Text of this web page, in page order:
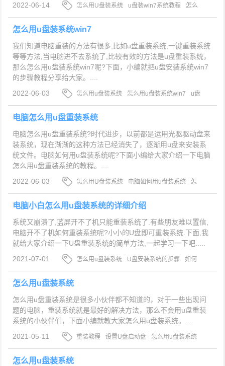
2022-06-14 怎么用U盘装系统 u盘装win7系统教程
怎么
用U盘装win7系统
怎么用u盘装系统win7
我们知道电脑重装的方法有很多,比如u盘重装系统,一键重装系统
等等方法,当电脑进不去系统了,比较有效的方法是u盘重装系统，
那么怎么用u盘装系统win7呢?下面，小编就把u盘安装系统win7
的步骤教程分享给大家。....
2022-06-03
怎么用u盘装系统 怎么用u盘装系统win7
u盘
安装系统win7
电脑怎么用u盘重装系统
电脑怎么用u盘重装系统?时代进步，以前都是运用光驱驱动盘来
装系统，现在渐渐的这种方法已经消失了，逐渐用u盘来安装系
统文件。电脑如何用u盘装系统呢?下面小编给大家介绍一下电脑
怎么用u盘重装系统的教程。....
2022-06-03
怎么用U盘装系统 电脑如何用u盘装系统
怎
么用u盘重装系统
电脑小白怎么用u盘装系统的详细介绍
系统又崩溃了,蓝屏开不了机只能重装系统了.有些朋友难以置信,
电脑开不了机如何重装系统呢?小小的U盘即可重装系统.下面,我
就给大家介绍一下U盘重装系统的简单方法,一起学习一下吧.....
2021-07-01
怎么用u盘装系统 U盘安装系统的步骤
如何
用U盘装系统
怎么用u盘装系统
怎么用u盘重装系统是很多小伙伴都不知道的，对于一些出现问
题的电脑，重装系统就是最好的解决方法，那么不会用u盘重装
系统的小伙伴们，下面小编就教大家怎么用u盘装系统。....
2021-05-11
重装教程 设置U盘启动盘 怎么用u盘装系统
怎么用u盘装系统